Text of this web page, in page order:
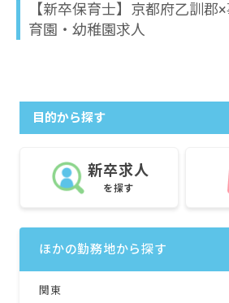
【新卒保育士】京都府乙訓郡
育園・幼稚園求人
目的から探す
新卒求人
を探す
ほかの勤務地から探す
関東